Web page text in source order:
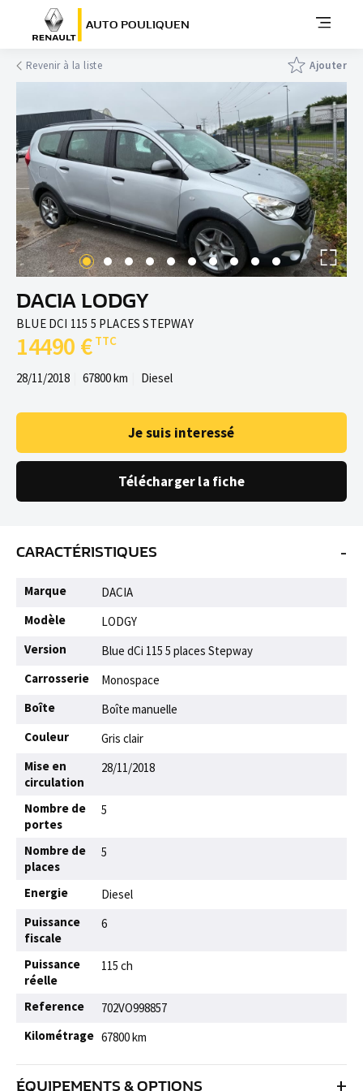
AUTO POULIQUEN
Revenir à la liste Ajouter
DACIA LODGY
BLUE DCI 115 5 PLACES STEPWAY
14490 €
28/11/2018 67800 km Diesel
Je suis interessé
Télécharger la fiche
CARACTÉRISTIQUES -
Marque
DACIA
Modèle
LODGY
Version
Blue dCi 115 5 places Stepway
Carrosserie
Monospace
Boîte
Boîte manuelle
Couleur
Gris clair
Mise en
circulation
28/11/2018
Nombre de
portes
5
Nombre de
places
5
Energie
Diesel
Puissance
fiscale
6
Puissance
réelle
115 ch
Reference
702VO998857
Kilométrage 67800 km
ÉQUIPEMENTS & OPTIONS